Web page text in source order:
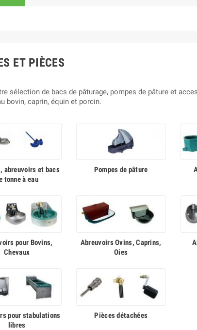
ET PIÈCES
sélection de bacs de pâturage, pompes de pâture et
bovin, caprin, équin et porcin.
abreuvoirs et bacs
tonne à eau
Pompes de pâture
pour Bovins,
Chevaux
Abreuvoirs Ovins, Caprins,
Oies
pour stabulations
libres
Pièces détachées